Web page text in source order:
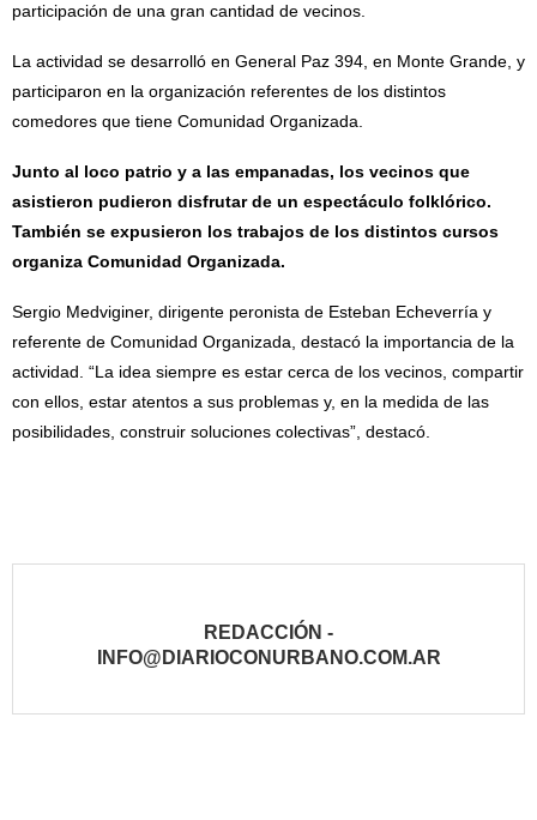
participación de una gran cantidad de vecinos.
La actividad se desarrolló en General Paz 394, en Monte Grande, y
participaron en la organización referentes de los distintos
comedores que tiene Comunidad Organizada.
Junto al loco patrio y a las empanadas, los vecinos que
asistieron pudieron disfrutar de un espectáculo folklórico.
También se expusieron los trabajos de los distintos cursos
organiza Comunidad Organizada.
Sergio Medviginer, dirigente peronista de Esteban Echeverría y
referente de Comunidad Organizada, destacó la importancia de la
actividad. “La idea siempre es estar cerca de los vecinos, compartir
con ellos, estar atentos a sus problemas y, en la medida de las
posibilidades, construir soluciones colectivas”, destacó.
REDACCIÓN -
INFO@DIARIOCONURBANO.COM.AR